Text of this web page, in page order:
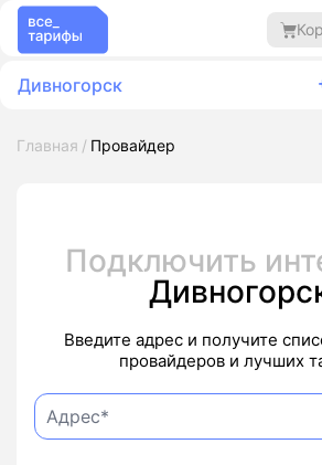
Дивногорск
Главная Провайдер
Подключить
Введите адрес и получите
провайдеров и лучших